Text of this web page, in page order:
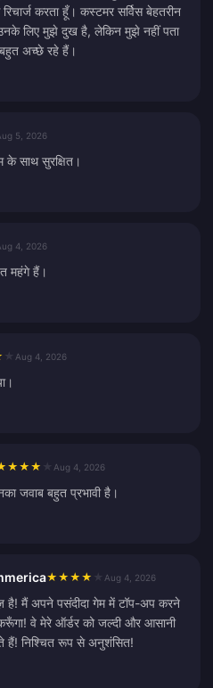
करता हूँ। कस्टमर सर्विस बेहतरीन
लिए मुझे दुख है, लेकिन मुझे नहीं पता
अच्छे रहे हैं।
5, 2026
साथ सुरक्षित।
4, 2026
महंगे हैं।
Aug 4, 2026
★ ★ ★ Aug 4, 2026
जवाब बहुत प्रभावी है।
★ ★ ★ ★ Aug 4, 2026
है! मैं अपने पसंदीदा गेम में टॉप-अप करने
वे मेरे ऑर्डर को जल्दी और आसानी
हैं! निश्चित रूप से अनुशंसित!